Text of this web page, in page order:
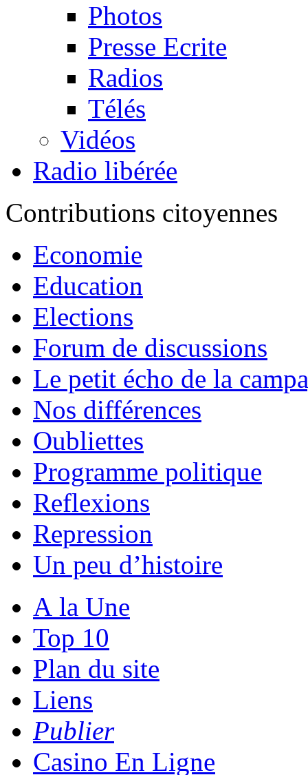
Photos
Presse Ecrite
Radios
Télés
Vidéos
Radio libérée
Contributions citoyennes
Economie
Education
Elections
Forum de discussions
Le petit écho de la
Nos différences
Oubliettes
Programme politique
Reflexions
Repression
Un peu d’histoire
A la Une
Top 10
Plan du site
Liens
Publier
Casino En Ligne